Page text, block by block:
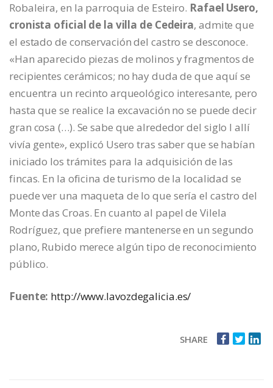
Robaleira, en la parroquia de Esteiro. Rafael Usero,
cronista oficial de la villa de Cedeira, admite que
el estado de conservación del castro se desconoce.
«Han aparecido piezas de molinos y fragmentos de
recipientes cerámicos; no hay duda de que aquí se
encuentra un recinto arqueológico interesante, pero
hasta que se realice la excavación no se puede decir
gran cosa (…). Se sabe que alrededor del siglo I allí
vivía gente», explicó Usero tras saber que se habían
iniciado los trámites para la adquisición de las
fincas. En la oficina de turismo de la localidad se
puede ver una maqueta de lo que sería el castro del
Monte das Croas. En cuanto al papel de Vilela
Rodríguez, que prefiere mantenerse en un segundo
plano, Rubido merece algún tipo de reconocimiento
público.
Fuente: http://www.lavozdegalicia.es/
SHARE